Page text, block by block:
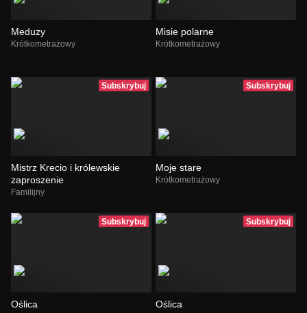
Meduzy
Krótkometrażowy
Misie polarne
Krótkometrażowy
Subskrybuj
Mistrz Krecio i królewskie
zaproszenie
Familijny
Subskrybuj
Moje stare
Krótkometrażowy
Subskrybuj
Oślica
Subskrybuj
Oślica